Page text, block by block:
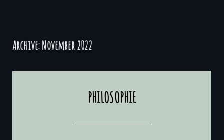
Archive: November 2022
PHILOSOPHIE